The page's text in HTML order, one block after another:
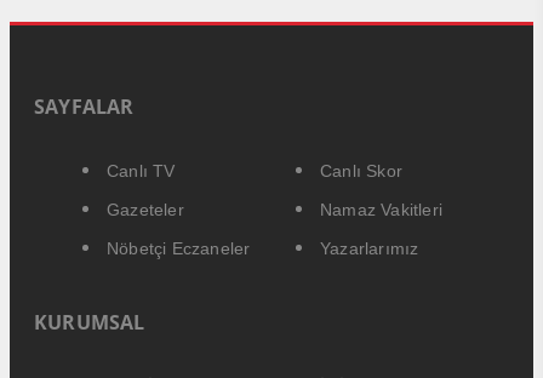
SAYFALAR
Canlı TV
Canlı Skor
Gazeteler
Namaz Vakitleri
Nöbetçi Eczaneler
Yazarlarımız
KURUMSAL